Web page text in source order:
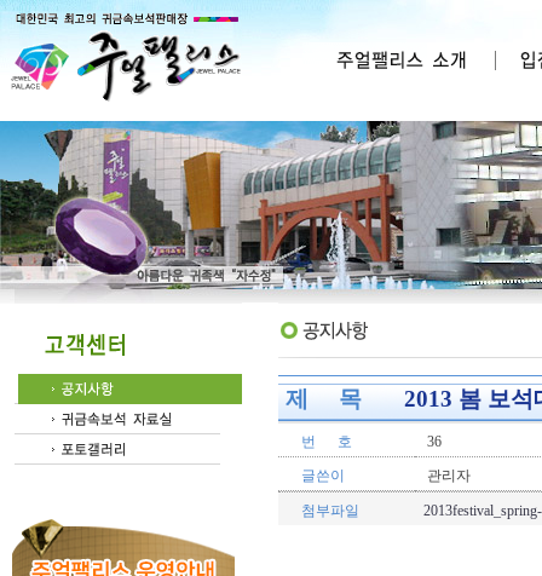
제 목 2013 봄 보석
번 호
36
글쓴이
관리자
첨부파일